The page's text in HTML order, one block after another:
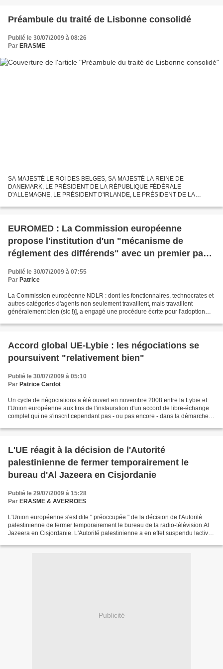
Préambule du traité de Lisbonne consolidé
Publié le 30/07/2009 à 08:26
Par ERASME
SA MAJESTÉ LE ROI DES BELGES, SA MAJESTÉ LA REINE DE
DANEMARK, LE PRÉSIDENT DE LA RÉPUBLIQUE FÉDÉRALE
D'ALLEMAGNE, LE PRÉSIDENT D'IRLANDE, LE PRÉSIDENT DE LA
PRÉSIDENT DE LA RÉPUBLIQUE FRANÇAISE,...
EUROMED : La Commission européenne
propose l'institution d'un "mécanisme de
réglement des différends" avec un premier pays
de la Région, la Tunisie
Publié le 30/07/2009 à 07:55
Par Patrice
La Commission européenne NDLR : dont les fonctionnaires, technocrates et
autres catégories d'agents non seulement travaillent, mais travaillent
généralement bien (sic !)], a engagé une procédure écrite pour l'adoption
Accord global UE-Lybie : les négociations se
poursuivent "relativement bien"
Publié le 30/07/2009 à 05:10
Par Patrice Cardot
Un cycle de négociations a été ouvert en novembre 2008 entre la Lybie et
l'Union européenne aux fins de l'instauration d'un accord de libre-échange
complet qui ne s'inscrit cependant pas - ou pas encore - dans la démarche
L'UE réagit à la décision de l'Autorité
palestinienne de fermer temporairement le
bureau d'Al Jazeera en Cisjordanie
Publié le 29/07/2009 à 15:28
Par ERASME & AVERROES
L'Union européenne s'est dite " préoccupée " de la décision de l'Autorité
palestinienne de fermer temporairement le bureau de la radio-télévision Al
Jazeera en Cisjordanie. L'Autorité palestinienne a en effet suspendu lactivité
Publicité